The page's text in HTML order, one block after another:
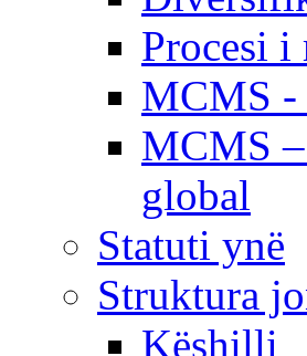
Procesi i
MCMS -
MCMS
global
Statuti ynë
Struktura
Këshilli